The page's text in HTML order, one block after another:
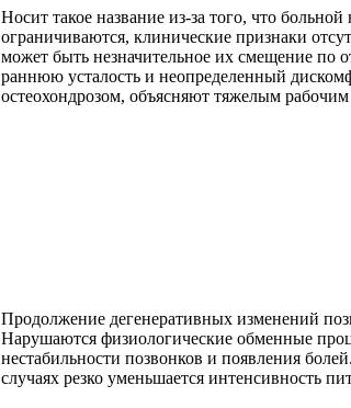
Носит такое название из-за того, что
ограничиваются, клинические признаки
может быть незначительное их смещение
раннюю усталость и неопределенный
остеохондрозом, объясняют тяжелым
Продолжение дегенеративных изменений
Нарушаются физиологические обменные
нестабильности позвонков и появления
случаях резко уменьшается интенсивность